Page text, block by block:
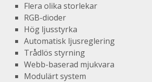
Flera olika storlekar
RGB-dioder
Hög ljusstyrka
Automatisk ljusreglering
Trådlös styrning
Webb-baserad mjukvara
Modulärt system